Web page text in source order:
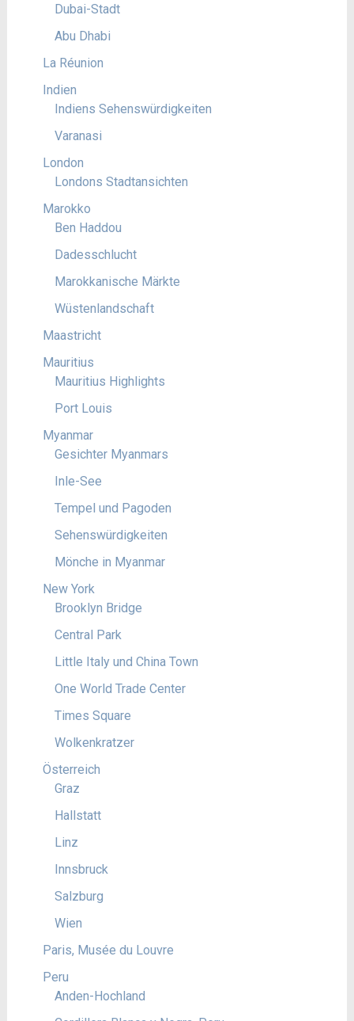
Dubai-Stadt
Abu Dhabi
La Réunion
Indien
Indiens Sehenswürdigkeiten
Varanasi
London
Londons Stadtansichten
Marokko
Ben Haddou
Dadesschlucht
Marokkanische Märkte
Wüstenlandschaft
Maastricht
Mauritius
Mauritius Highlights
Port Louis
Myanmar
Gesichter Myanmars
Inle-See
Tempel und Pagoden
Sehenswürdigkeiten
Mönche in Myanmar
New York
Brooklyn Bridge
Central Park
Little Italy und China Town
One World Trade Center
Times Square
Wolkenkratzer
Österreich
Graz
Hallstatt
Linz
Innsbruck
Salzburg
Wien
Paris, Musée du Louvre
Peru
Anden-Hochland